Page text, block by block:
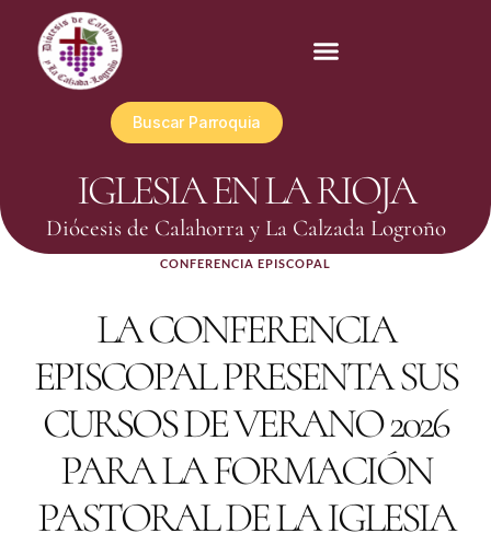
Buscar Parroquia
IGLESIA EN LA RIOJA
Diócesis de Calahorra y La Calzada Logroño
CONFERENCIA EPISCOPAL
LA CONFERENCIA
EPISCOPAL PRESENTA SUS
CURSOS DE VERANO 2026
PARA LA FORMACIÓN
PASTORAL DE LA IGLESIA